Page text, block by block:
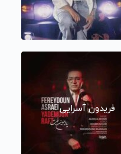
فریدون آسرایی